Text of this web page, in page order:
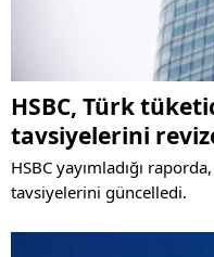
HSBC, Türk
tavsiyelerini
HSBC yayımladığı
tavsiyelerini güncelledi.